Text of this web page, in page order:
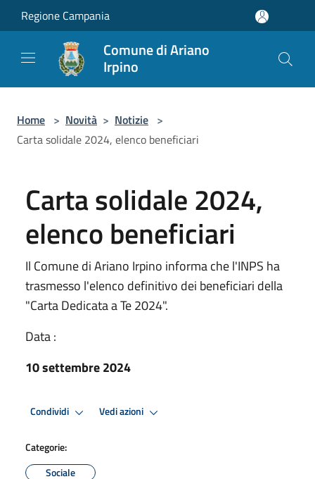
Salta al contenuto principale
Regione Campania
Comune di Ariano
Irpino
Home > Novità > Notizie >
Carta solidale 2024, elenco beneficiari
Carta solidale 2024,
elenco beneficiari
Il Comune di Ariano Irpino informa che l'INPS ha
trasmesso l'elenco definitivo dei beneficiari della
"Carta Dedicata a Te 2024".
Data :
10 settembre 2024
Condividi Vedi azioni
Categorie:
Sociale